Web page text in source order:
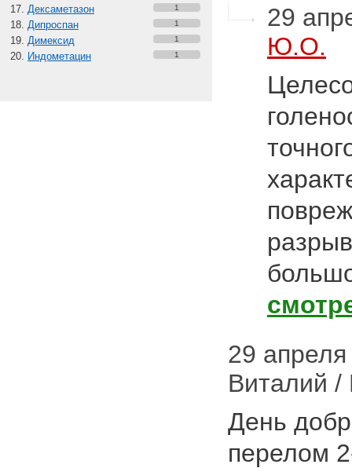
Дексаметазон 1
Дипроспан 1
Димексид 1
Индометацин 1
29
Ю.О.
29 апреля
Виталий /
День
перелом